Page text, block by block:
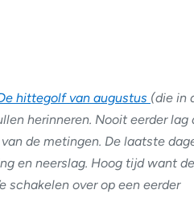
hittegolf van augustus (die in
herinneren. Nooit eerder lag
de metingen. De laatste
en neerslag. Hoog tijd want de
schakelen over op een eerder